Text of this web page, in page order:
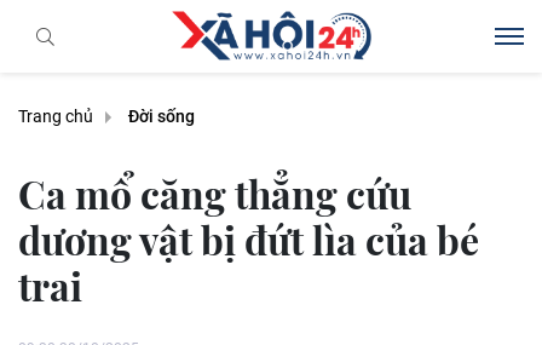
Trang chủ Đời sống
Ca mổ căng thẳng cứu
dương vật bị đứt lìa của bé
trai